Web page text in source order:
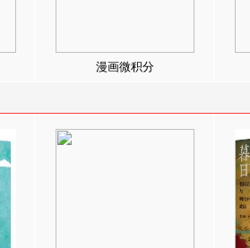
漫画微积分